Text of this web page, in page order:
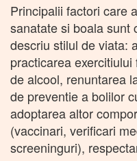
Principalii factori care
sanatate si boala sunt
descriu stilul de viata:
practicarea
de alcool, renuntarea
de preventie a bolilor
adoptarea altor
(vaccinari, verificari
screeninguri),